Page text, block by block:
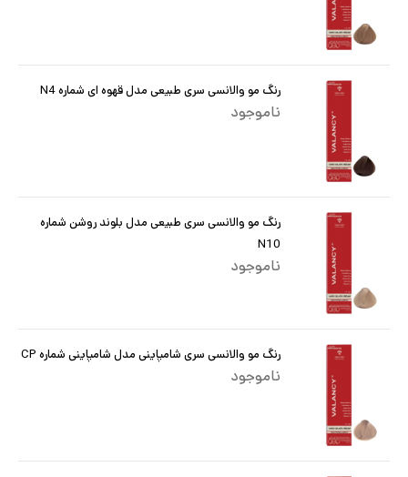
رنگ مو والانسی سری طبیعی مدل قهوه ای شماره N4
ناموجود
رنگ مو والانسی سری طبیعی مدل بلوند روشن شماره
N10
ناموجود
رنگ مو والانسی سری شامپاینی مدل شامپاینی شماره CP
ناموجود